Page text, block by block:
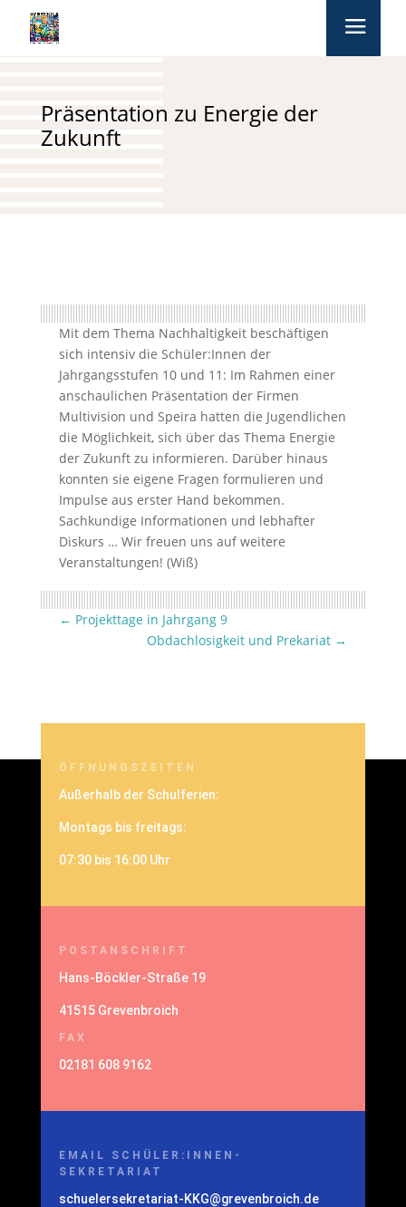
Präsentation zu Energie der
Zukunft
Mit dem Thema Nachhaltigkeit beschäftigen
sich intensiv die Schüler:Innen der
Jahrgangsstufen 10 und 11: Im Rahmen einer
anschaulichen Präsentation der Firmen
Multivision und Speira hatten die Jugendlichen
die Möglichkeit, sich über das Thema Energie
der Zukunft zu informieren. Darüber hinaus
konnten sie eigene Fragen formulieren und
Impulse aus erster Hand bekommen.
Sachkundige Informationen und lebhafter
Diskurs … Wir freuen uns auf weitere
Veranstaltungen! (Wiß)
← Projekttage in Jahrgang 9
Obdachlosigkeit und Prekariat →
ÖFFNUNGSZEITEN
Außerhalb der Schulferien:
Montags bis freitags:
07:30 bis 16:00 Uhr
POSTANSCHRIFT
Hans-Böckler-Straße 19
41515 Grevenbroich
FAX
02181 608 9162
EMAIL SCHÜLER:INNEN-
SEKRETARIAT
schuelersekretariat-KKG@grevenbroich.de